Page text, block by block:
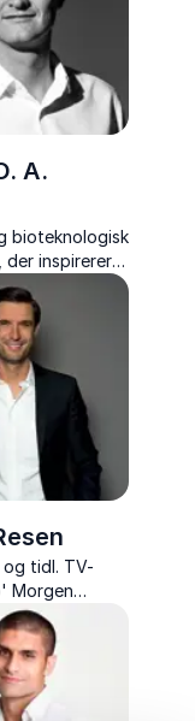
A.
bioteknologisk
inspirerer
mikrobiologi,
valg
tidl. TV-
Morgen
foredrag om
iværksætteri
TV-karrieren.